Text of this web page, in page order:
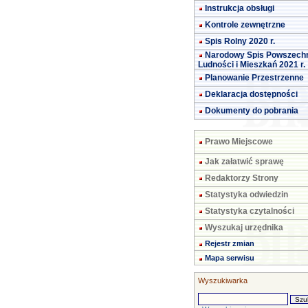
Instrukcja obsługi
Kontrole zewnętrzne
Spis Rolny 2020 r.
Narodowy Spis
Ludności i Mieszkań 2021 r.
Planowanie Przestrzenne
Deklaracja dostępności
Dokumenty do pobrania
Prawo Miejscowe
Jak załatwić sprawę
Redaktorzy Strony
Statystyka odwiedzin
Statystyka czytalności
Wyszukaj urzędnika
Rejestr zmian
Mapa serwisu
Wyszukiwarka